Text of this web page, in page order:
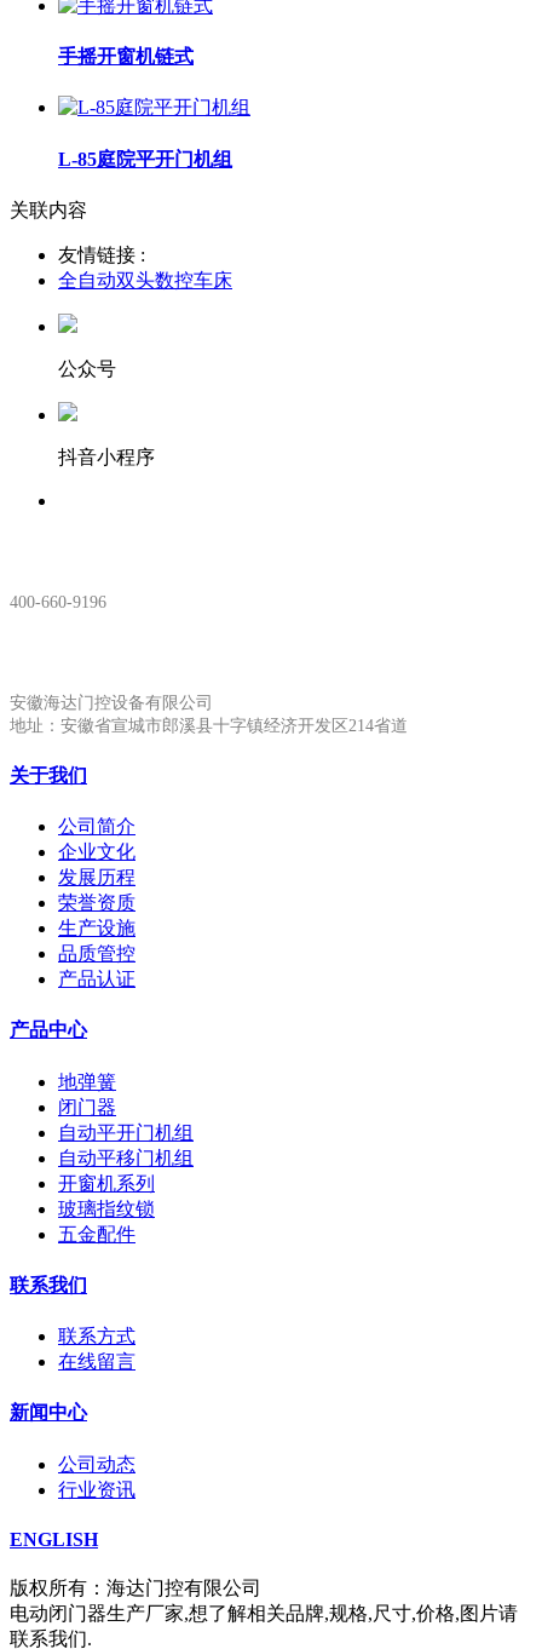
手摇开窗机链式
L-85庭院平开门机组
关联内容
友情链接 :
全自动双头数控车床
公众号
抖音小程序
400-660-9196
安徽海达门控设备有限公司
地址：安徽省宣城市郎溪县十字镇经济开发区214省道
关于我们
公司简介
企业文化
发展历程
荣誉资质
生产设施
品质管控
产品认证
产品中心
地弹簧
闭门器
自动平开门机组
自动平移门机组
开窗机系列
玻璃指纹锁
五金配件
联系我们
联系方式
在线留言
新闻中心
公司动态
行业资讯
ENGLISH
版权所有：海达门控有限公司
电动闭门器生产厂家,想了解相关品牌,规格,尺寸,价格,图片请
联系我们.